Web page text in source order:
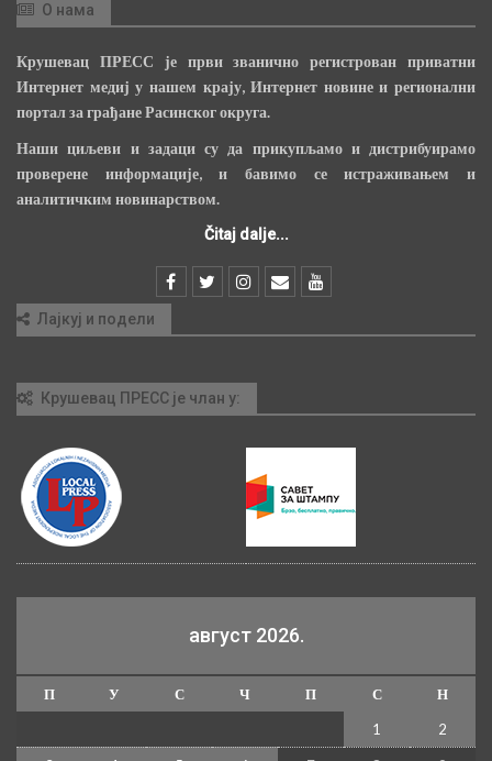
О нама
Крушевац ПРЕСС је први званично регистрован приватни
Интернет медиј у нашем крају, Интернет новине и регионални
портал за грађане Расинског округа.
Наши циљеви и задаци су да прикупљамо и дистрибуирамо
проверене информације, и бавимо се истраживањем и
аналитичким новинарством.
Čitaj dalje...
Лајкуј и подели
Крушевац ПРЕСС је члан у:
август 2026.
П У С Ч П С
Н
1
2